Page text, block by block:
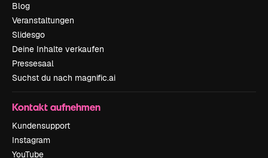
Blog
Veranstaltungen
Slidesgo
Deine Inhalte verkaufen
Pressesaal
Suchst du nach magnific.ai
Kontakt aufnehmen
Kundensupport
Instagram
YouTube